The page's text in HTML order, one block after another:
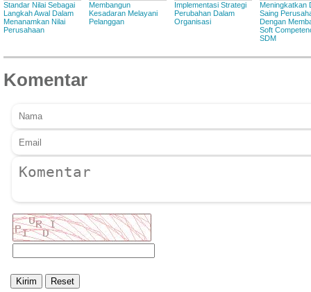
Standar Nilai Sebagai
Langkah Awal Dalam
Menanamkan Nilai
Perusahaan
Membangun
Kesadaran Melayani
Pelanggan
Implementasi Strategi
Perubahan Dalam
Organisasi
Meningkatkan
Saing
Dengan
Soft
SDM
Komentar
Kirim Reset